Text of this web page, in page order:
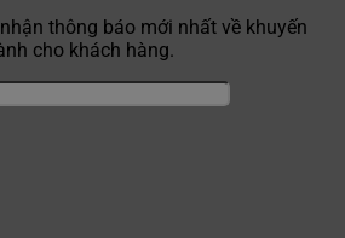
thông báo mới nhất về khuyến
cho khách hàng.